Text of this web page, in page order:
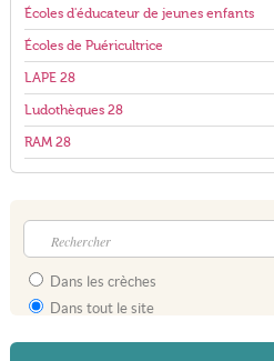
Écoles d'éducateur de jeunes enfants
Écoles de Puéricultrice
LAPE 28
Ludothèques 28
RAM 28
Dans les crèches
Dans tout le site